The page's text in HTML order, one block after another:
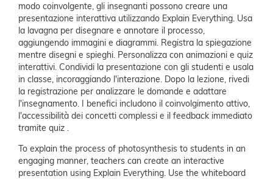
modo coinvolgente, gli insegnanti possono creare una
presentazione interattiva utilizzando Explain Everything. Usa
la lavagna per disegnare e annotare il processo,
aggiungendo immagini e diagrammi. Registra la spiegazione
mentre disegni e spieghi. Personalizza con animazioni e quiz
interattivi. Condividi la presentazione con gli studenti e usala
in classe, incoraggiando l'interazione. Dopo la lezione, rivedi
la registrazione per analizzare le domande e adattare
l'insegnamento. I benefici includono il coinvolgimento attivo,
l'accessibilità dei concetti complessi e il feedback immediato
tramite quiz .
To explain the process of photosynthesis to students in an
engaging manner, teachers can create an interactive
presentation using Explain Everything. Use the whiteboard